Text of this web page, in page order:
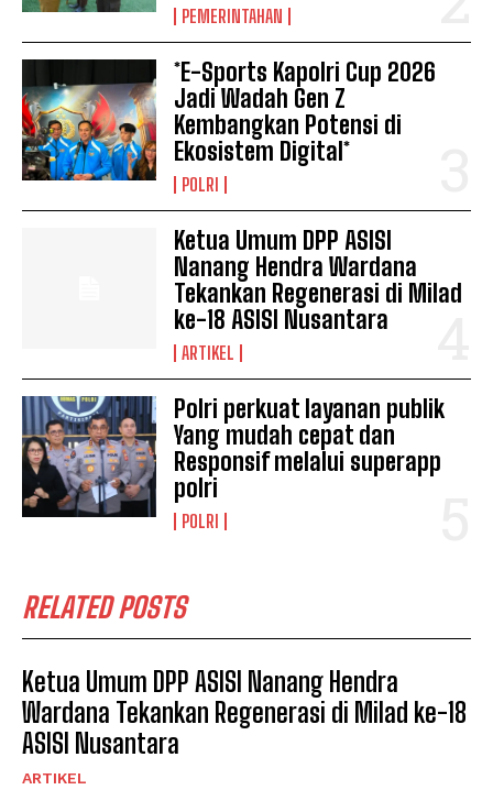
PEMERINTAHAN
*E-Sports Kapolri Cup 2026
Jadi Wadah Gen Z
Kembangkan Potensi di
Ekosistem Digital*
POLRI
Ketua Umum DPP ASISI
Nanang Hendra Wardana
Tekankan Regenerasi di Milad
ke-18 ASISI Nusantara
ARTIKEL
Polri perkuat layanan publik
Yang mudah cepat dan
Responsif melalui superapp
polri
POLRI
RELATED POSTS
Ketua Umum DPP ASISI Nanang Hendra
Wardana Tekankan Regenerasi di Milad ke-18
ASISI Nusantara
ARTIKEL